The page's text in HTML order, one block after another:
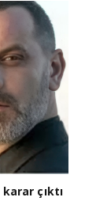
çıktı